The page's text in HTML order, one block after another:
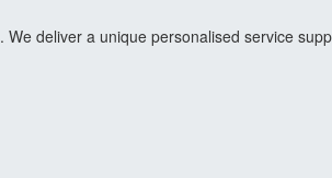
deliver a unique personalised service